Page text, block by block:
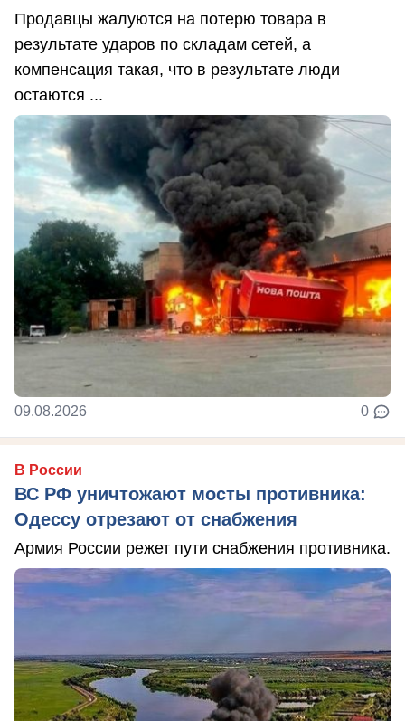
Продавцы жалуются на потерю товара в
результате ударов по складам сетей, а
компенсация такая, что в результате люди
остаются ...
09.08.2026 0
В России
ВС РФ уничтожают мосты противника:
Одессу отрезают от снабжения
Армия России режет пути снабжения противника.